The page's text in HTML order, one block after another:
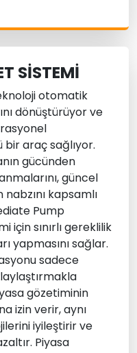
SISTEMI
otomatik
dönüştürüyor ve
araç sağlıyor.
gücünden
güncel
kapsamlı
Pump
için sınırlı gereklilik
yapmasını sağlar.
sadece
gözetiminin
izin verir, aynı
iyileştirir ve
Piyasa